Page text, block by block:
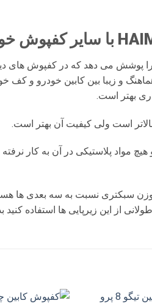
با سایر کفپوش
پوشش می دهد که در کفپوش های
و زیبا بین کابین خودرو و
بهتر است.
است ولی کیفیت آن بهتر است.
هیچ مواد پلاستیکی در آن به کار
سبکتری نسبت به سه بعدی ها
از این زیرپایی ها استفاده